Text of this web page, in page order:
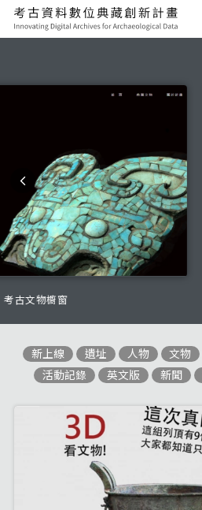
新上線 遺址 人物 文物
活動記錄
英文版 新聞